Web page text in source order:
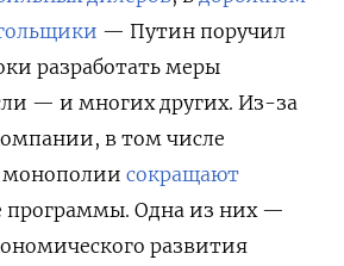
— Путин поручил
разработать меры
— и многих других. Из-за
в том числе
монополии сокращают
программы. Одна из них —
развития